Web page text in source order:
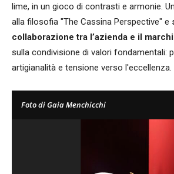
lime, in un gioco di contrasti e armonie.
alla filosofia "The Cassina Perspective" e
collaborazione tra l’azienda e il
sulla condivisione di valori fondamentali:
artigianalità e tensione verso l'eccellenza.
Foto di Gaia Menchicchi